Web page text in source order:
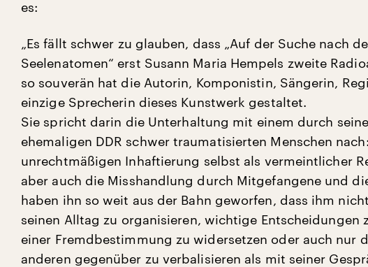
es:
„Es fällt schwer zu glauben, dass „Auf der Suche nach
Seelenatomen“ erst Susann Maria Hempels zweite
so souverän hat die Autorin, Komponistin, Sängerin,
einzige Sprecherin dieses Kunstwerk gestaltet.
Sie spricht darin die Unterhaltung mit einem durch
ehemaligen DDR schwer traumatisierten Menschen
unrechtmäßigen Inhaftierung selbst als vermeintlicher
aber auch die Misshandlung durch Mitgefangene und
haben ihn so weit aus der Bahn geworfen, dass ihm
seinen Alltag zu organisieren, wichtige Entscheidungen
einer Fremdbestimmung zu widersetzen oder auch nur
anderen gegenüber zu verbalisieren als mit seiner